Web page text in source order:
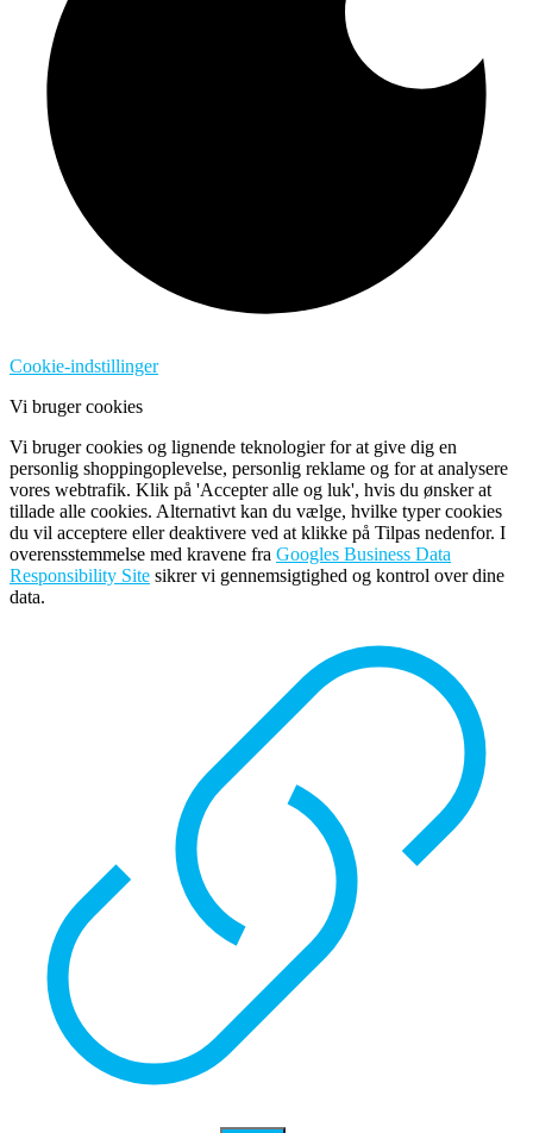
Cookie-indstillinger
Vi bruger cookies
Vi bruger cookies og lignende teknologier for at give dig en
personlig shoppingoplevelse, personlig reklame og for at analysere
vores webtrafik. Klik på 'Accepter alle og luk', hvis du ønsker at
tillade alle cookies. Alternativt kan du vælge, hvilke typer cookies
du vil acceptere eller deaktivere ved at klikke på Tilpas nedenfor. I
overensstemmelse med kravene fra Googles Business Data
Responsibility Site sikrer vi gennemsigtighed og kontrol over dine
data.